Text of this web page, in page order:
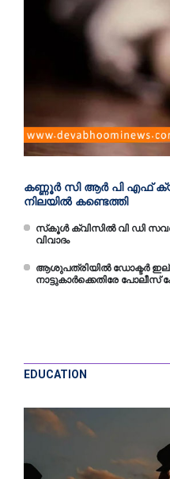
കണ്ണൂര്‍ സി ആര്‍ പി എഫ്
നിലയില്‍ കണ്ടെത്തി
സ്‌കൂള്‍ ക്വിസില്‍ വി ഡി
വിവാദം
ആശുപത്രിയില്‍ ഡോക്ടര്‍
നാട്ടുകാര്‍ക്കെതിരേ
EDUCATION